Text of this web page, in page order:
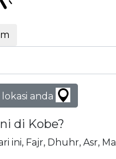
lokasi anda
di Kobe?
ini, Fajr, Dhuhr, Asr,